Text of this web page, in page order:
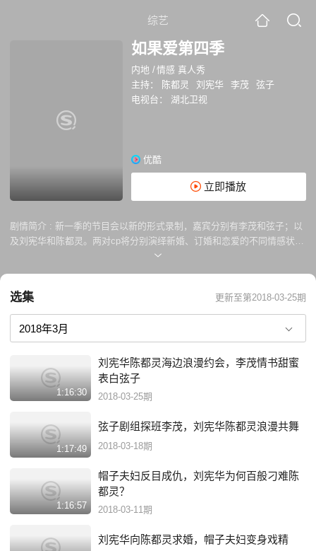
综艺
如果爱第四季
内地 /情感 真人秀
主持：
陈都灵 刘宪华 李茂
弦子
电视台：
湖北卫视
优酷
立即播放
剧情简介 : 新一季的节目会以新的形式录制，嘉宾分别有李茂和弦子；以
及刘宪华和陈都灵。两对cp将分别演绎新婚、订婚和恋爱的不同情感状
态。《如果爱》是一部无脚本、明星本色出演的“浪漫偶像剧”，让观众们
种啼笑皆非、酸甜苦辣的故事。
选集 更新至第2018-03-25期
1:16:30
刘宪华陈都灵海边浪漫约会，李茂情书甜蜜
表白弦子
2018-03-25期
1:17:49
弦子剧组探班李茂，刘宪华陈都灵浪漫共舞
2018-03-18期
1:16:57
帽子夫妇反目成仇，刘宪华为何百般刁难陈
都灵？
2018-03-11期
刘宪华向陈都灵求婚，帽子夫妇变身戏精